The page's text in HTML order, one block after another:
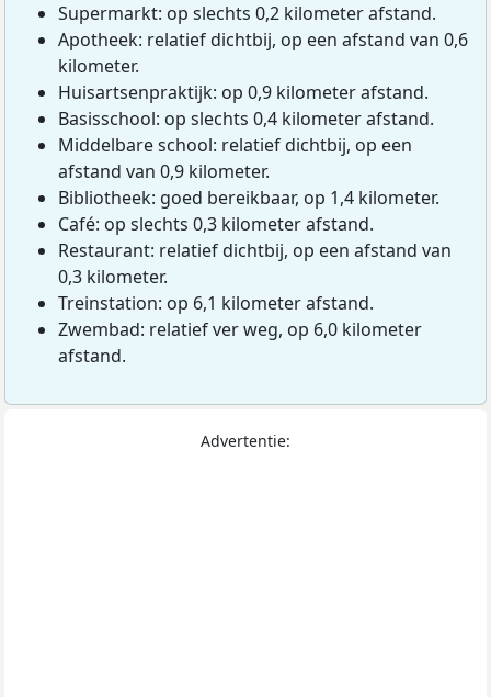
Supermarkt: op slechts 0,2 kilometer afstand.
Apotheek: relatief dichtbij, op een afstand van 0,6
kilometer.
Huisartsenpraktijk: op 0,9 kilometer afstand.
Basisschool: op slechts 0,4 kilometer afstand.
Middelbare school: relatief dichtbij, op een
afstand van 0,9 kilometer.
Bibliotheek: goed bereikbaar, op 1,4 kilometer.
Café: op slechts 0,3 kilometer afstand.
Restaurant: relatief dichtbij, op een afstand van
0,3 kilometer.
Treinstation: op 6,1 kilometer afstand.
Zwembad: relatief ver weg, op 6,0 kilometer
afstand.
Advertentie: